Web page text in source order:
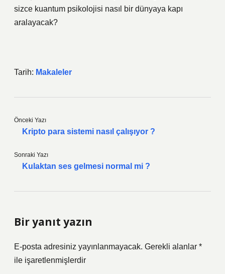
sizce kuantum psikolojisi nasıl bir dünyaya kapı
aralayacak?
Tarih: Makaleler
Önceki Yazı
Kripto para sistemi nasıl çalışıyor ?
Sonraki Yazı
Kulaktan ses gelmesi normal mi ?
Bir yanıt yazın
E-posta adresiniz yayınlanmayacak. Gerekli alanlar *
ile işaretlenmişlerdir